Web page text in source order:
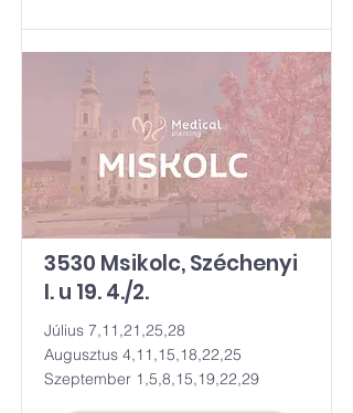
3530 Msikolc, Széchenyi
I. u 19. 4./2.
Július 7,11,21,25,28
Augusztus 4,11,15,18,22,25
Szeptember 1,5,8,15,19,22,29